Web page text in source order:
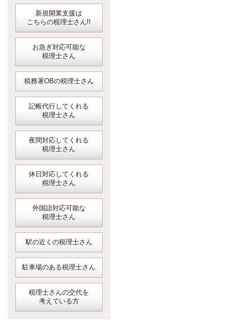
新規開業支援は
こちらの税理士さん!!
お急ぎ対応可能な
税理士さん
税務署OBの税理士さん
記帳代行してくれる
税理士さん
夜間対応してくれる
税理士さん
休日対応してくれる
税理士さん
外国語対応可能な
税理士さん
駅の近くの税理士さん
駐車場のある税理士さん
税理士さんの交代を
考えている方